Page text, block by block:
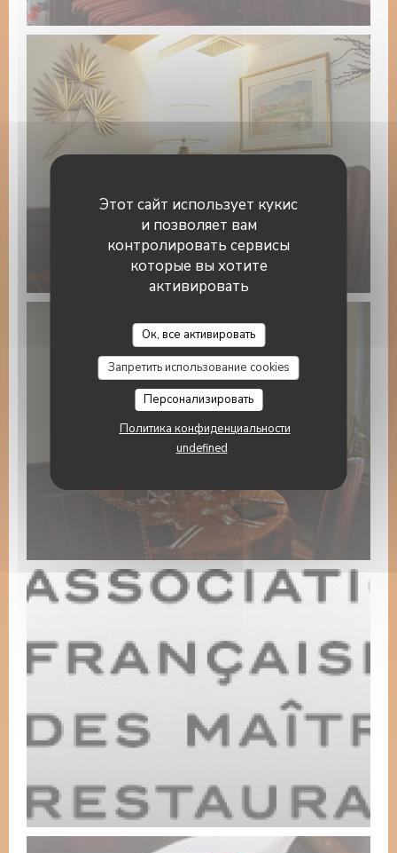
Этот сайт использует кукис
и позволяет вам
контролировать сервисы
которые вы хотите
активировать
Ок, все активировать
Запретить использование cookies
Персонализировать
Политика конфиденциальности
undefined
Auberge Au Cheval Blanc